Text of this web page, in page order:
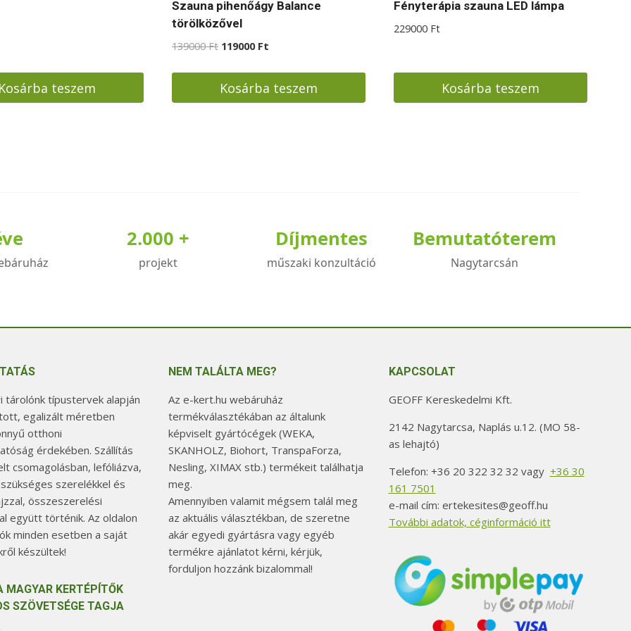
Kosárba teszem
Szauna pihenőágy Balance
törölközővel
139000Ft Original
139000 Ft.
119000 Ft
119000 Ft.
Kosárba teszem
Fényterápia szauna LED lámpa
229000 Ft
Kosárba teszem
2.000 +
projekt
Díjmentes
műszaki konzultáció
Bemutatóterem
Nagytarcsán
tárolónk típustervek alapján
egalizált méretben
otthoni
érdekében. Szállítás
csomagolásban, lefóliázva,
szerelékkel és
összeszerelési
együtt történik. Az oldalon
minden esetben a saját
készültek!
MAGYAR KERTÉPÍTŐK
SZÖVETSÉGE TAGJA
NEM TALÁLTA MEG?
Az e-kert.hu webáruház
termékválasztékában az általunk
képviselt gyártócégek (WEKA,
SKANHOLZ, Biohort, TranspaForza,
Nesling, XIMAX stb.) termékeit találhatja
meg.
Amennyiben valamit mégsem talál meg
az aktuális választékban, de szeretne
akár egyedi gyártásra vagy egyéb
termékre ajánlatot kérni, kérjük,
forduljon hozzánk bizalommal!
KAPCSOLAT
GEOFF Kereskedelmi Kft.
2142 Nagytarcsa, Naplás u.12. (MO 58-
as lehajtó)
Telefon: +36 20 322 32 32 vagy +36 30
161 7501
e-mail cím: ertekesites@geoff.hu
További adatok, céginformáció itt